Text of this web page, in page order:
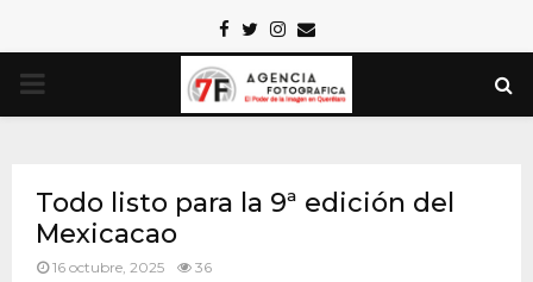
Facebook
TwitterInstagram
Email
PRIMARY
Todo listo para la 9ª edición del
Mexicacao
16 octubre, 2025 36